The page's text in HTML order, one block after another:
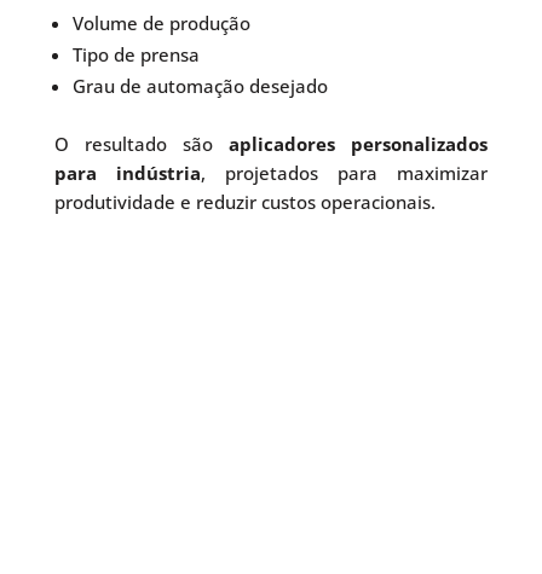
Volume de produção
Tipo de prensa
Grau de automação desejado
O resultado sãoaplicadores personalizados
para indústria, projetados para maximizar
produtividade e reduzir custos operacionais.